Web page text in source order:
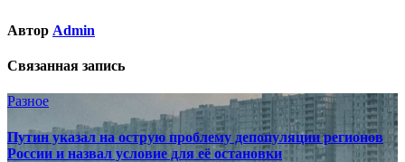
Автор Admin
Связанная запись
Разное
Путин указал на острую проблему депопуляции регионов
России и назвал условие для её остановки